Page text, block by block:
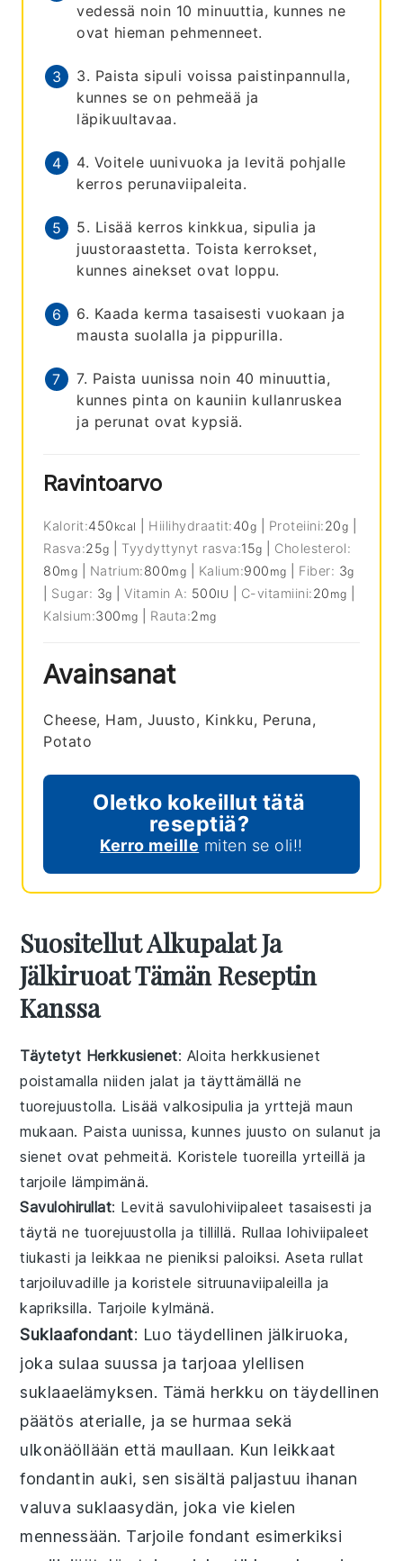
vedessä noin 10 minuuttia, kunnes ne
ovat hieman pehmenneet.
3. Paista sipuli voissa paistinpannulla,
kunnes se on pehmeää ja
läpikuultavaa.
4. Voitele uunivuoka ja levitä pohjalle
kerros perunaviipaleita.
5. Lisää kerros kinkkua, sipulia ja
juustoraastetta. Toista kerrokset,
kunnes ainekset ovat loppu.
6. Kaada kerma tasaisesti vuokaan ja
mausta suolalla ja pippurilla.
7. Paista uunissa noin 40 minuuttia,
kunnes pinta on kauniin kullanruskea
ja perunat ovat kypsiä.
Ravintoarvo
Kalorit:450 kcal Hiilihydraatit:40g Proteiini:20g
Rasva:25g Tyydyttynyt rasva:15g
Cholesterol:
80mg Natrium:800mg Kalium:900 mg Fiber: 3g
Sugar: 3g |Vitamin A: 500IU C-vitamiini:20 mg
Kalsium:300 mg Rauta:2 mg
Avainsanat
Cheese, Ham, Juusto, Kinkku, Peruna,
Potato
Oletko kokeillut tätä
reseptiä?
Kerro meille miten se oli!!
Suositellut Alkupalat Ja
Jälkiruoat Tämän Reseptin
Kanssa
Täytetyt Herkkusienet: Aloitaherkkusienet
poistamalla niiden jalat ja täyttämällä ne
tuorejuustolla. Lisäävalkosipulia jayrttejä maun
mukaan. Paista uunissa, kunnes juusto on sulanut ja
sienet ovat pehmeitä. Koristeletuoreilla yrteillä ja
tarjoile lämpimänä.
Savulohirullat: Levitä savulohiviipaleet tasaisesti ja
täytä ne tuorejuustolla ja tillillä. Rullaa lohiviipaleet
tiukasti ja leikkaa ne pieniksi paloiksi. Aseta rullat
tarjoiluvadille ja koristele sitruunaviipaleilla ja
kapriksilla. Tarjoile kylmänä.
Suklaafondant: Luo täydellinen jälkiruoka,
joka sulaa suussa ja tarjoaa ylellisen
suklaaelämyksen. Tämä herkku on täydellinen
päätös aterialle, ja se hurmaa sekä
ulkonäöllään että maullaan. Kun leikkaat
fondantin auki, sen sisältä paljastuu ihanan
valuva suklaasydän, joka vie kielen
mennessään. Tarjoile fondant esimerkiksi